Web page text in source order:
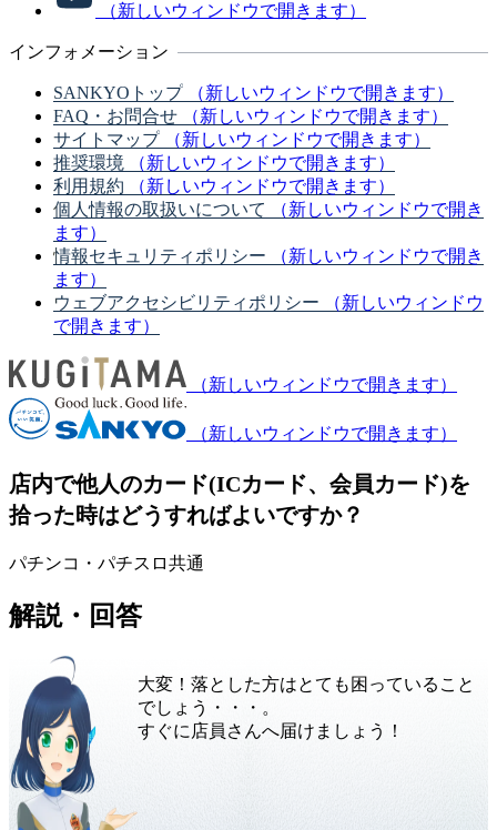
（新しいウィンドウで開きます）
インフォメーション
SANKYOトップ
（新しいウィンドウで開きます）
FAQ・お問合せ
（新しいウィンドウで開きます）
サイトマップ
（新しいウィンドウで開きます）
推奨環境
（新しいウィンドウで開きます）
利用規約
（新しいウィンドウで開きます）
個人情報の取扱いについて
（新しいウィンドウで開き
ます）
情報セキュリティポリシー
（新しいウィンドウで開き
ます）
ウェブアクセシビリティポリシー
（新しいウィンドウ
で開きます）
（新しいウィンドウで開きます）
（新しいウィンドウで開きます）
店内で他人のカード(ICカード、会員カード)を
拾った時はどうすればよいですか？
パチンコ・パチスロ共通
解説・回答
大変！落とした方はとても困っていること
でしょう・・・。
すぐに店員さんへ届けましょう！